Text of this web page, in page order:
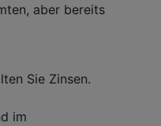
aber bereits
Sie Zinsen.
im